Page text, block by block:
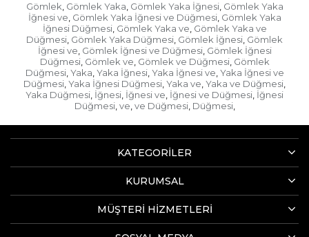
Gömlek, Gömlek Yaka, Gömlek Yaka İğnesi, Gömlek Yaka
İğnesi ve, Gömlek Yaka İğnesi ve Düğmesi, Gömlek Yaka
İğnesi Düğmesi, Gömlek Yaka ve, Gömlek Yaka ve
Düğmesi, Gömlek Yaka Düğmesi, Gömlek İğnesi, Gömlek
İğnesi ve, Gömlek İğnesi ve Düğmesi, Gömlek İğnesi
Düğmesi, Gömlek ve, Gömlek ve Düğmesi, Gömlek
Düğmesi, Yaka, Yaka İğnesi, Yaka İğnesi ve, Yaka İğnesi ve
Düğmesi, Yaka İğnesi Düğmesi, Yaka ve, Yaka ve Düğmesi,
Yaka Düğmesi, İğnesi, İğnesi ve, İğnesi ve Düğmesi, İğnesi
Düğmesi, ve, ve Düğmesi, Düğmesi,
KATEGORİLER
KURUMSAL
MÜŞTERİ HİZMETLERİ